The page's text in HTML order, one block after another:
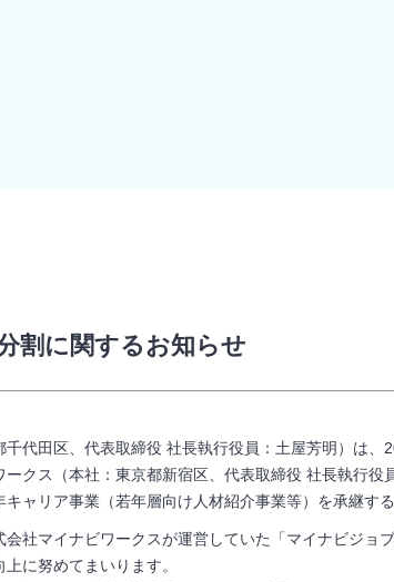
割に関するお知らせ
代田区、代表取締役 社長執行役員：土屋芳明）は
クス（本社：東京都新宿区、代表取締役 社長執行
ャリア事業（若年層向け人材紹介事業等）を承継す
社マイナビワークスが運営していた「マイナビジョ
に努めてまいります。